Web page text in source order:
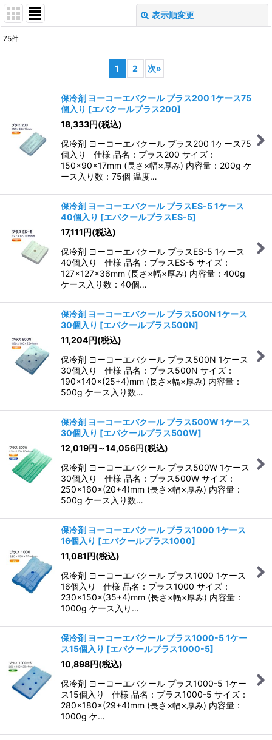
表示順変更
絞り込む
75件
1 2 次»
保冷剤 ヨーコーエバクール プラス200 1ケース75
個入り [エバクールプラス200]
18,333円(税込)
保冷剤 ヨーコーエバクール プラス200 1ケース75
個入り 仕様 品名：プラス200 サイズ：
150×90×17mm (長さ×幅×厚み) 内容量：200g ケ
ース入り数：75個 温度…
保冷剤 ヨーコーエバクール プラスES-5 1ケース
40個入り [エバクールプラスES-5]
17,111円(税込)
保冷剤 ヨーコーエバクール プラスES-5 1ケース
40個入り 仕様 品名：プラスES-5 サイズ：
127×127×36mm (長さ×幅×厚み) 内容量：400g
ケース入り数：40個…
保冷剤 ヨーコーエバクール プラス500N 1ケース
30個入り [エバクールプラス500N]
11,204円(税込)
保冷剤 ヨーコーエバクール プラス500N 1ケース
30個入り 仕様 品名：プラス500N サイズ：
190×140×(25+4)mm (長さ×幅×厚み) 内容量：
500g ケース入り数…
保冷剤 ヨーコーエバクール プラス500W 1ケース
30個入り [エバクールプラス500W]
12,019円 ～14,056円(税込)
保冷剤 ヨーコーエバクール プラス500W 1ケース
30個入り 仕様 品名：プラス500W サイズ：
250×160×(20+4)mm (長さ×幅×厚み) 内容量：
500g ケース入り数…
保冷剤 ヨーコーエバクール プラス1000 1ケース
16個入り [エバクールプラス1000]
11,081円(税込)
保冷剤 ヨーコーエバクール プラス1000 1ケース
16個入り 仕様 品名：プラス1000 サイズ：
230×150×(35+4)mm (長さ×幅×厚み) 内容量：
1000g ケース入り…
保冷剤 ヨーコーエバクール プラス1000-5 1ケー
ス15個入り [エバクールプラス1000-5]
10,898円(税込)
保冷剤 ヨーコーエバクール プラス1000-5 1ケー
ス15個入り 仕様 品名：プラス1000-5 サイズ：
280×180×(29+4)mm (長さ×幅×厚み) 内容量：
1000g ケ…